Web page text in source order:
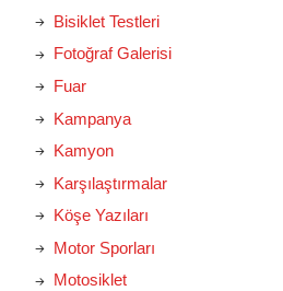
Bisiklet Testleri
Fotoğraf Galerisi
Fuar
Kampanya
Kamyon
Karşılaştırmalar
Köşe Yazıları
Motor Sporları
Motosiklet